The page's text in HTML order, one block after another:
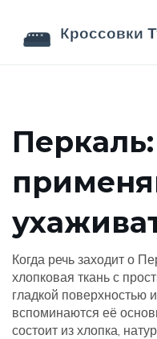
Перкаль:
Когда речь заходит о
хлопковая ткань с
гладкой поверхностью
вспоминаются её
состоит из хлопка,